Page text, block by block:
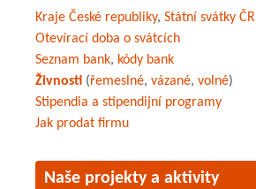
Kraje České republiky, Státní svátky ČR
Otevírací doba o svátcích
Seznam bank, kódy bank
Živnosti (řemeslné, vázané, volné)
Stipendia a stipendijní programy
Jak prodat firmu
Naše projekty a aktivity